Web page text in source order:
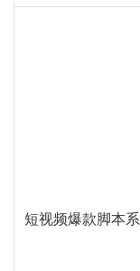
短视频爆款脚本